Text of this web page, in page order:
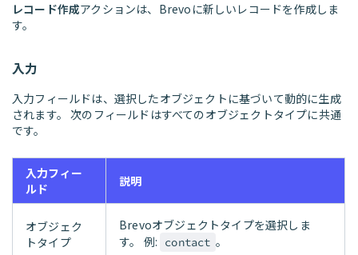
レコード作成アクションは、Brevoに新しいレコードを作成しま
す。
入力
入力フィールドは、選択したオブジェクトに基づいて動的に生成
されます。 次のフィールドはすべてのオブジェクトタイプに共通
です。
入力フィー
ルド
説明
オブジェク
トタイプ
Brevoオブジェクトタイプを選択しま
す。 例:
contact 。